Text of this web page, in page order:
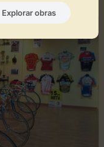
Explorar obras